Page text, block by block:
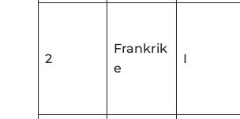
2
Frankrik
e
I